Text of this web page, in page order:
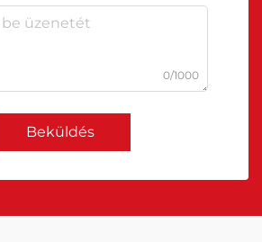
0/1000
Beküldés